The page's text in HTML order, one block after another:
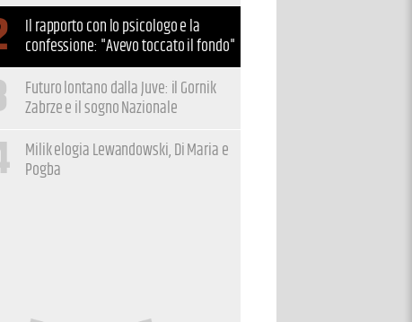
Il rapporto con lo psicologo e la
confessione: "Avevo toccato il fondo"
Futuro lontano dalla Juve: il Gornik
Zabrze e il sogno Nazionale
Milik elogia Lewandowski, Di Maria e
Pogba